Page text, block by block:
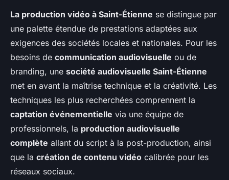
La production vidéo à Saint-Étienne se distingue par
une palette étendue de prestations adaptées aux
exigences des sociétés locales et nationales. Pour les
besoins de communication audiovisuelle ou de
branding, une société audiovisuelle Saint-Étienne
met en avant la maîtrise technique et la créativité. Les
techniques les plus recherchées comprennent la
captation événementielle via une équipe de
professionnels, la production audiovisuelle
complète allant du script à la post-production, ainsi
que la création de contenu vidéo calibrée pour les
réseaux sociaux.